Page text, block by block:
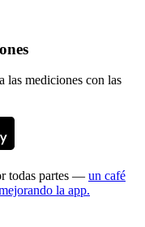
las mediciones con las
todas partes — un café
la app.